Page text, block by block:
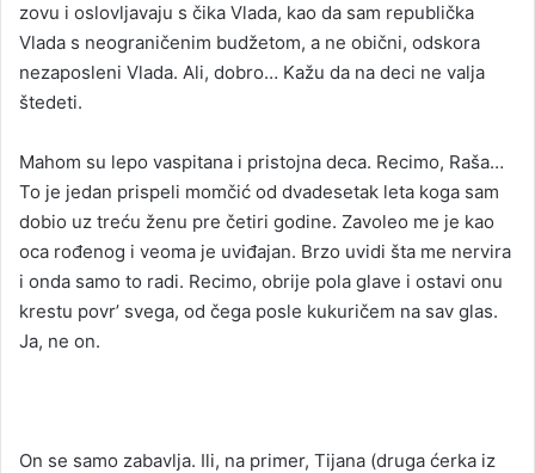
zovu i oslovljavaju s čika Vlada, kao da sam republička
Vlada s neograničenim budžetom, a ne obični, odskora
nezaposleni Vlada. Ali, dobro… Kažu da na deci ne valja
štedeti.
Mahom su lepo vaspitana i pristojna deca. Recimo, Raša…
To je jedan prispeli momčić od dvadesetak leta koga sam
dobio uz treću ženu pre četiri godine. Zavoleo me je kao
oca rođenog i veoma je uviđajan. Brzo uvidi šta me nervira
i onda samo to radi. Recimo, obrije pola glave i ostavi onu
krestu povr’ svega, od čega posle kukuričem na sav glas.
Ja, ne on.
On se samo zabavlja. Ili, na primer, Tijana (druga ćerka iz